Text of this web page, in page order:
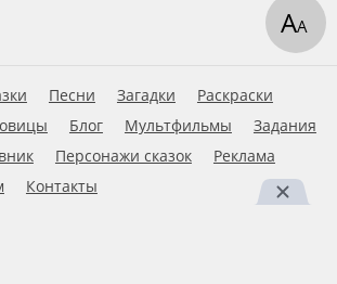
Песни Загадки
Раскраски
Блог Мультфильмы
Задания
Персонажи сказок
Реклама
Контакты
АА